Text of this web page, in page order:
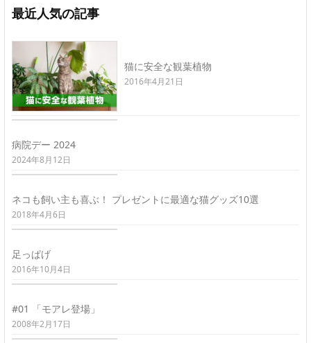
最近人気の記事
猫に安全な観葉植物
2016年4月21日
病院デー 2024
2024年8月12日
ネコも飼い主も喜ぶ！ プレゼントに最適な猫グッズ10選
2018年4月6日
足っぱげ
2016年10月4日
#01 「モアレ登場」
2008年2月17日